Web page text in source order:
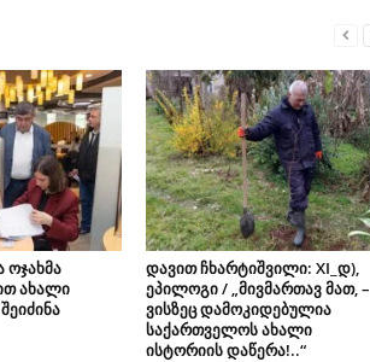
ოჯახმა
ახალი
დავით ჩხარტიშვილი: XI_დ),
ეპილოგი / „მივმართავ მათ, –
ვისზეც დამოკიდებულია
საქართველოს ახალი
ისტორიის დაწერა!..“